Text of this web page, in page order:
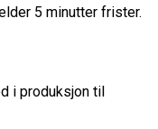
5 minutter frister.
i produksjon til